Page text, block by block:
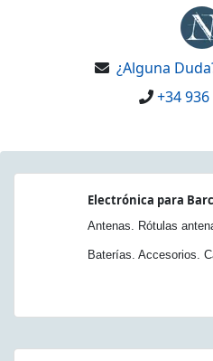
¿Alguna
+34
Electrónica para
Antenas. Rótulas
Baterías. Accesorios.